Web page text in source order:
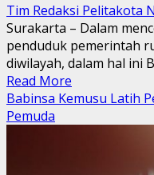
Tim Redaksi Pelitakota
Surakarta – Dalam
penduduk pemerintah
diwilayah, dalam hal ini
Read More
more
Babinsa Kemusu Latih
Pemuda